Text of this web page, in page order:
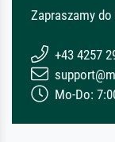
Zapraszamy
+43 4257
Mo-Do: